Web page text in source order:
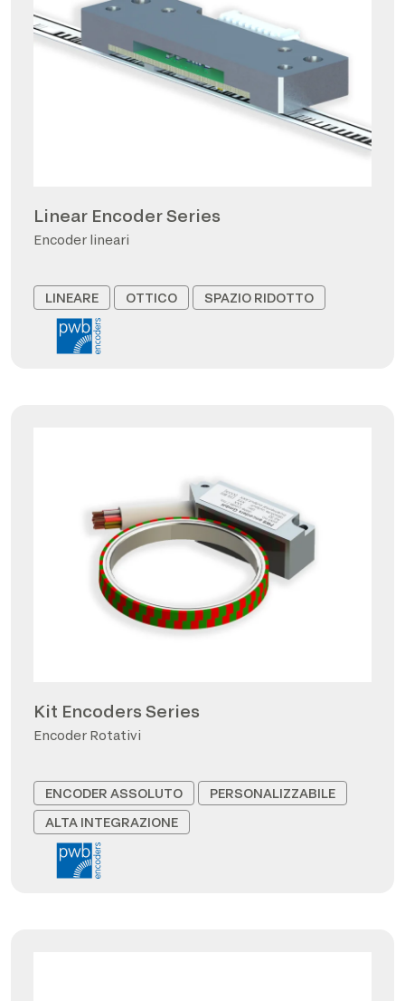
Linear Encoder Series
Encoder lineari
LINEARE OTTICO SPAZIO RIDOTTO
Kit Encoders Series
Encoder Rotativi
ENCODER ASSOLUTO
PERSONALIZZABILE
ALTA INTEGRAZIONE